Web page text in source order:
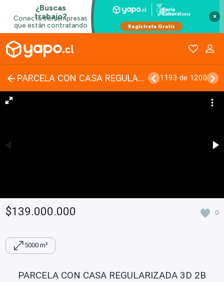
×
PARCELA CON CASA REGULARIZADA 3D 2B MELIPILLA 1193 de 1200
$139.000.000 0
5000 m²
PARCELA CON CASA REGULARIZADA 3D 2B